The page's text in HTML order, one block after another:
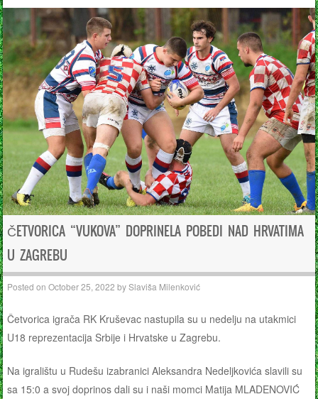
ČETVORICA “VUKOVA” DOPRINELA POBEDI NAD HRVATIMA
U ZAGREBU
Posted onOctober 25, 2022 bySlaviša Milenković
Četvorica igrača RK Kruševac nastupila su u nedelju na utakmici
U18 reprezentacija Srbije i Hrvatske u Zagrebu.
Na igralištu u Rudešu izabranici Aleksandra Nedeljkovića slavili su
sa 15:0 a svoj doprinos dali su i naši momci Matija MLADENOVIĆ